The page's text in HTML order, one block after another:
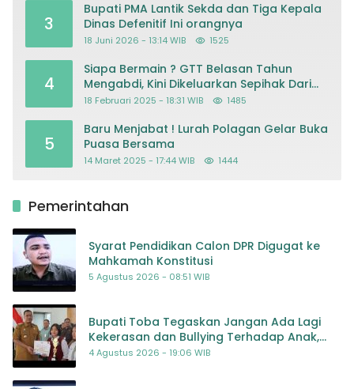
3
Bupati PMA Lantik Sekda dan Tiga Kepala
Dinas Defenitif Ini orangnya
18 Juni 2026 - 13:14 WIB 1525
4
Siapa Bermain ? GTT Belasan Tahun
Mengabdi, Kini Dikeluarkan Sepihak Dari
Dapodik
18 Februari 2025 - 18:31 WIB 1485
5
Baru Menjabat ! Lurah Polagan Gelar Buka
Puasa Bersama
14 Maret 2025 - 17:44 WIB 1444
Pemerintahan
Syarat Pendidikan Calon DPR Digugat ke
Mahkamah Konstitusi
5 Agustus 2026 - 08:51 WIB
Bupati Toba Tegaskan Jangan Ada Lagi
Kekerasan dan Bullying Terhadap Anak,
Dorong Kolaborasi Seluruh Pihak
4 Agustus 2026 - 19:06 WIB